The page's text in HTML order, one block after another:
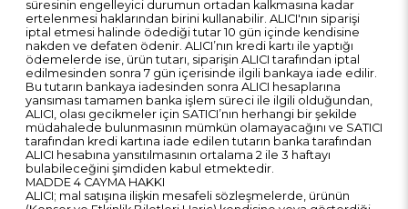
süresinin engelleyici durumun ortadan kalkmasına kadar
ertelenmesi haklarından birini kullanabilir. ALICI'nın siparişi
iptal etmesi halinde ödediği tutar 10 gün içinde kendisine
nakden ve defaten ödenir. ALICI’nın kredi kartı ile yaptığı
ödemelerde ise, ürün tutarı, siparişin ALICI tarafından iptal
edilmesinden sonra 7 gün içerisinde ilgili bankaya iade edilir.
Bu tutarın bankaya iadesinden sonra ALICI hesaplarına
yansıması tamamen banka işlem süreci ile ilgili olduğundan,
ALICI, olası gecikmeler için SATICI’nın herhangi bir şekilde
müdahalede bulunmasının mümkün olamayacağını ve SATICI
tarafından kredi kartına iade edilen tutarın banka tarafından
ALICI hesabına yansıtılmasının ortalama 2 ile 3 haftayı
bulabileceğini şimdiden kabul etmektedir.
MADDE 4 CAYMA HAKKI
ALICI; mal satışına ilişkin mesafeli sözleşmelerde, ürünün